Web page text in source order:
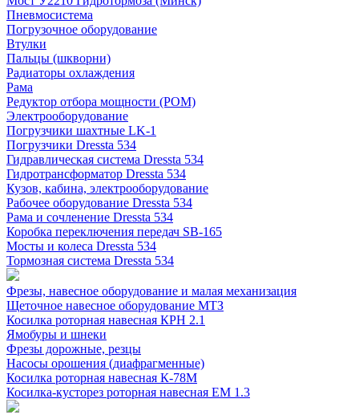
Пневмосистема
Погрузочное оборудование
Втулки
Пальцы (шкворни)
Радиаторы охлаждения
Рама
Редуктор отбора мощности (РОМ)
Электрооборудование
Погрузчики шахтные LK-1
Погрузчики Dressta 534
Гидравлическая система Dressta 534
Гидротрансформатор Dressta 534
Кузов, кабина, электрооборудование
Рабочее оборудование Dressta 534
Рама и сочленение Dressta 534
Коробка переключения передач SB-165
Мосты и колеса Dressta 534
Тормозная система Dressta 534
Фрезы, навесное оборудование и малая механизация
Щеточное навесное оборудование МТЗ
Косилка роторная навесная КРН 2.1
Ямобуры и шнеки
Фрезы дорожные, резцы
Насосы орошения (диафрагменные)
Косилка роторная навесная К-78М
Косилка-кусторез роторная навесная ЕМ 1.3